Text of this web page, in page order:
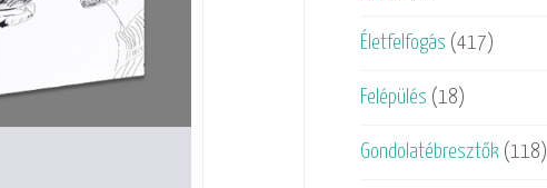
Életfelfogás (417)
Felépülés (18)
Gondolatébresztők (118)